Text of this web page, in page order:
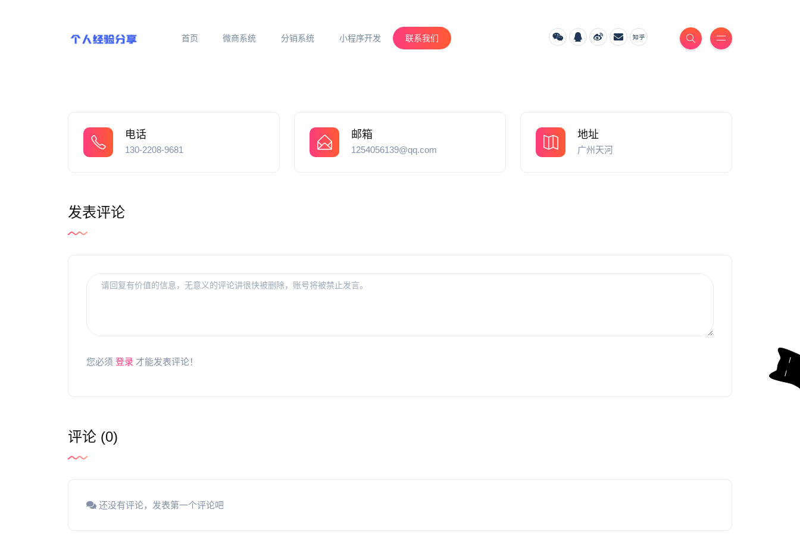
首页 微商系统 分销系统 小程序开发 联系我们
电话
130-2208-9681
邮箱
1254056139@qq.com
地址
广州天河
发表评论
您必须 登录 才能发表评论！
评论 (0)
还没有评论，发表第一个评论吧